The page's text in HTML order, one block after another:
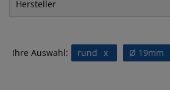
Hersteller
Ihre Auswahl: x
rund Ø 19mm